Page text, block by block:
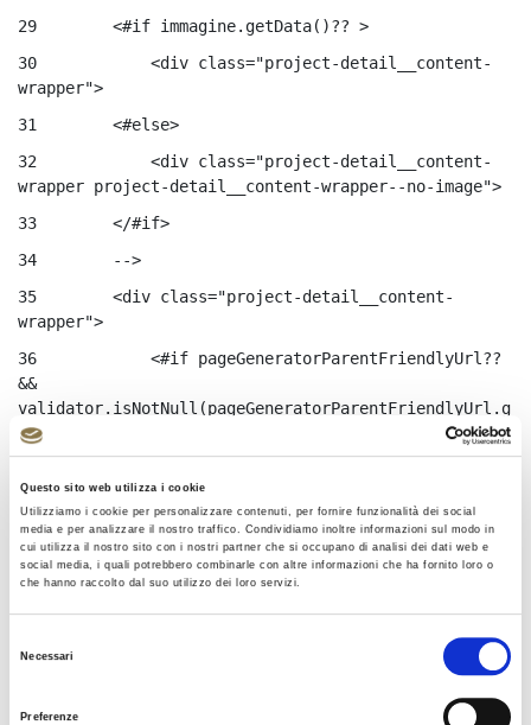
Questo sito web utilizza i cookie
Utilizziamo i cookie per personalizzare contenuti, per fornire funzionalità dei social
media e per analizzare il nostro traffico. Condividiamo inoltre informazioni sul modo in
cui utilizza il nostro sito con i nostri partner che si occupano di analisi dei dati web e
social media, i quali potrebbero combinarle con altre informazioni che ha fornito loro o
che hanno raccolto dal suo utilizzo dei loro servizi.
Necessari
Preferenze
29
        <#if immagine.getData()?? >
30
            <div class="project-detail__content-
wrapper">
31
        <#else>
32
            <div class="project-detail__content-
wrapper project-detail__content-wrapper--no-image">
33
        </#if>
34
        -->
35
        <div class="project-detail__content-
wrapper">
36
            <#if pageGeneratorParentFriendlyUrl??
&&
validator.isNotNull(pageGeneratorParentFriendlyUrl.g
etData())>
wrapper">
38
                    <a
href="${pageGeneratorParentFriendlyUrl.data}"
class="project-detail__back">
39
                       <i class="icon-angle-left">